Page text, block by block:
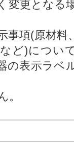
変更となる
事項(原材料
ど)につい
の表示ラベ
。